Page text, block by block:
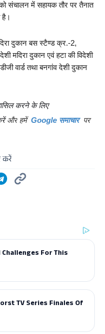
को संचालन में सहायक तौर पर तैनात
है।
दुकान बस स्टैण्ड क्र.-2,
मदिरा दुकान एवं हटा की विदेशी
वार्ड तथा बनगांव देशी दुकान
करने के लिए
और हमें Google समाचार पर
करें